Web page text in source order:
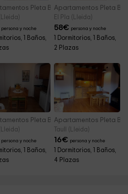
7
Pleta Bona- Erta 9
persona y noche
1 Baños,
Apartamentos Pleta
El Pla (Lleida)
58€ persona y noche
1 Dormitorios, 1 Baños,
2 Plazas
12 Pleta Bona- Cuc 7
persona y noche
1 Baños,
Apartamentos Pleta
Taull (Lleida)
16€ persona y noche
1 Dormitorios, 1 Baños,
4 Plazas